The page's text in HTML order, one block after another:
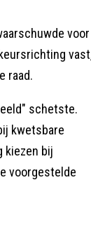
voor
raad.
schetste.
kwetsbare
kiezen bij
voorgestelde